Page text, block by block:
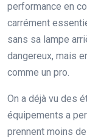
performance en
carrément
sans sa lampe
dangereux, mais
comme un pro.
On a déjà vu des
équipements a
prennent moins